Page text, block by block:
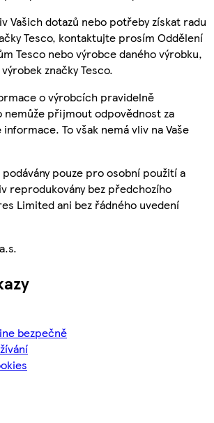
Vašich dotazů nebo potřeby získat radu
Tesco, kontaktujte prosím Oddělení
Tesco nebo výrobce daného výrobku,
značky Tesco.
o výrobcích pravidelně
nemůže přijmout odpovědnost za
To však nemá vliv na Vaše
pouze pro osobní použití a
reprodukovány bez předchozího
Limited ani bez řádného uvedení
bezpečně